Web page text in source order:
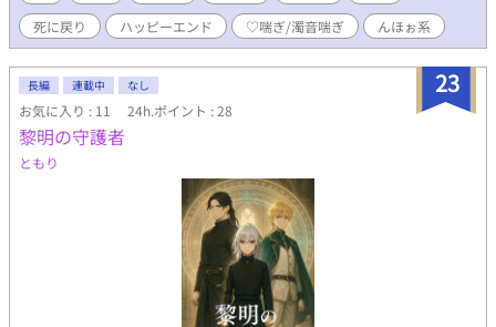
ついています。
死に戻り
ハッピーエンド ♡喘ぎ/濁音喘ぎ んほぉ系
23
長編 連載中 なし
お気に入り : 11 24h.ポイント : 28
黎明の守護者
ともり